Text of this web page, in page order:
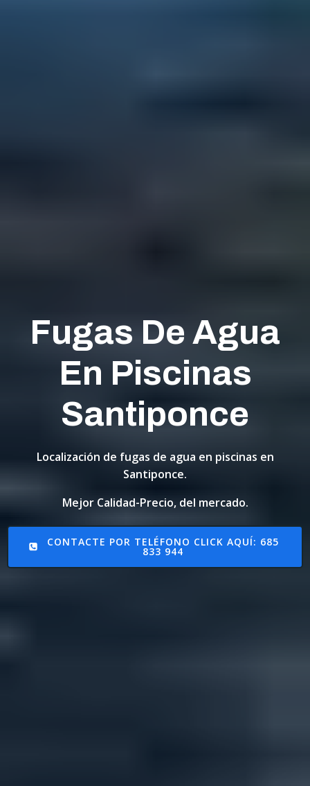
Fugas De Agua
En Piscinas
Santiponce
Localización de fugas de agua en piscinas en
Santiponce.
Mejor Calidad-Precio, del mercado.
CONTACTE POR TELÉFONO CLICK AQUÍ: 685
833 944